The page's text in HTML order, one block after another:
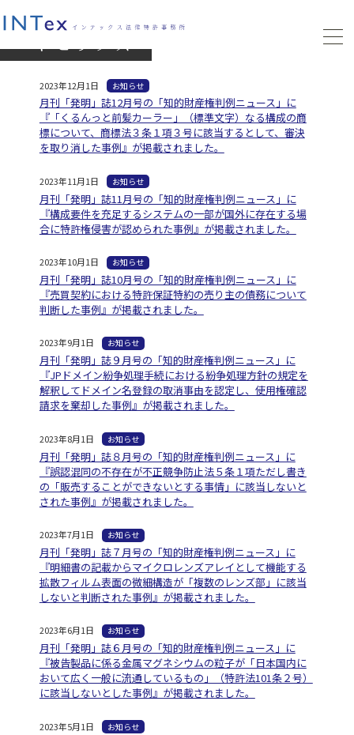
トピックス
2023年12月1日 お知らせ
月刊「発明」誌12月号の「知的財産権判例ニュース」に
『「くるんっと前髪カーラー」（標準文字）なる構成の商
標について、商標法３条１項３号に該当するとして、審決
を取り消した事例』が掲載されました。
2023年11月1日 お知らせ
月刊「発明」誌11月号の「知的財産権判例ニュース」に
『構成要件を充足するシステムの一部が国外に存在する場
合に特許権侵害が認められた事例』が掲載されました。
2023年10月1日 お知らせ
月刊「発明」誌10月号の「知的財産権判例ニュース」に
『売買契約における特許保証特約の売り主の債務について
判断した事例』が掲載されました。
2023年9月1日 お知らせ
月刊「発明」誌９月号の「知的財産権判例ニュース」に
『JPドメイン紛争処理手続における紛争処理方針の規定を
解釈してドメイン名登録の取消事由を認定し、使用権確認
請求を棄却した事例』が掲載されました。
2023年8月1日 お知らせ
月刊「発明」誌８月号の「知的財産権判例ニュース」に
『誤認混同の不存在が不正競争防止法５条１項ただし書き
の「販売することができないとする事情」に該当しないと
された事例』が掲載されました。
2023年7月1日 お知らせ
月刊「発明」誌７月号の「知的財産権判例ニュース」に
『明細書の記載からマイクロレンズアレイとして機能する
拡散フィルム表面の微細構造が「複数のレンズ部」に該当
しないと判断された事例』が掲載されました。
2023年6月1日 お知らせ
月刊「発明」誌６月号の「知的財産権判例ニュース」に
『被告製品に係る金属マグネシウムの粒子が「日本国内に
おいて広く一般に流通しているもの」（特許法101条２号）
に該当しないとした事例』が掲載されました。
2023年5月1日 お知らせ